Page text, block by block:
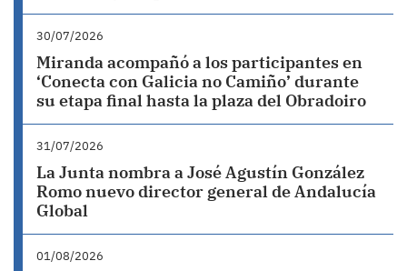
30/07/2026
Miranda acompañó a los participantes en
‘Conecta con Galicia no Camiño’ durante
su etapa final hasta la plaza del Obradoiro
31/07/2026
La Junta nombra a José Agustín González
Romo nuevo director general de Andalucía
Global
01/08/2026